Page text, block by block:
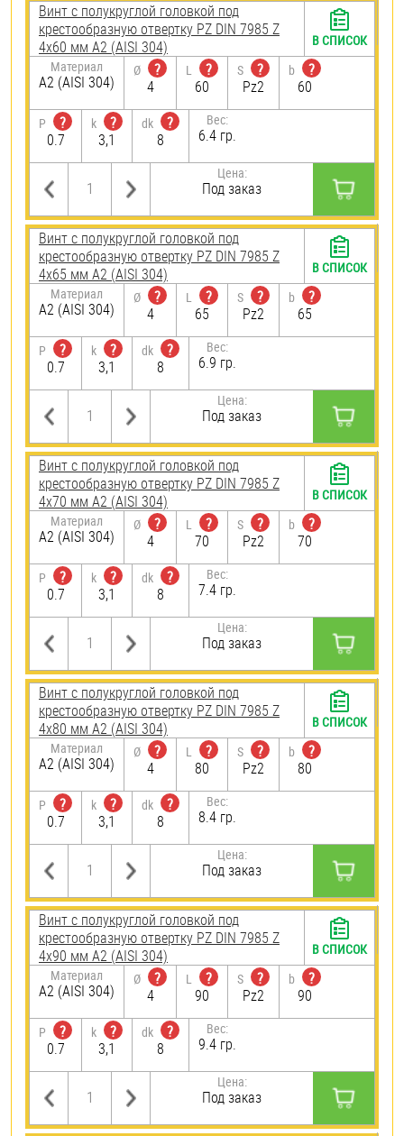
Винт с полукруглой головкой под
крестообразную отвертку PZ DIN 7985 Z
4х60 мм А2 (AISI 304)
Материал
А2 (AISI 304)
Ø
?
4
L
?
60
S
?
Pz2
b
?
60
P
?
0.7
k
?
3,1
dk
?
8
Вес:
6.4 гр.
Цена:
Под заказ
В СПИСОК
Винт с полукруглой головкой под
крестообразную отвертку PZ DIN 7985 Z
4х65 мм А2 (AISI 304)
Материал
А2 (AISI 304)
Ø
?
4
L
?
65
S
?
Pz2
b
?
65
P
?
0.7
k
?
3,1
dk
?
8
Вес:
6.9 гр.
Цена:
Под заказ
В СПИСОК
Винт с полукруглой головкой под
крестообразную отвертку PZ DIN 7985 Z
4х70 мм А2 (AISI 304)
Материал
А2 (AISI 304)
Ø
?
4
L
?
70
S
?
Pz2
b
?
70
P
?
0.7
k
?
3,1
dk
?
8
Вес:
7.4 гр.
Цена:
Под заказ
В СПИСОК
Винт с полукруглой головкой под
крестообразную отвертку PZ DIN 7985 Z
4х80 мм А2 (AISI 304)
Материал
А2 (AISI 304)
Ø
?
4
L
?
80
S
?
Pz2
b
?
80
P
?
0.7
k
?
3,1
dk
?
8
Вес:
8.4 гр.
Цена:
Под заказ
В СПИСОК
Винт с полукруглой головкой под
крестообразную отвертку PZ DIN 7985 Z
4х90 мм А2 (AISI 304)
Материал
А2 (AISI 304)
Ø
?
4
L
?
90
S
?
Pz2
b
?
90
P
?
0.7
k
?
3,1
dk
?
8
Вес:
9.4 гр.
Цена:
Под заказ
В СПИСОК